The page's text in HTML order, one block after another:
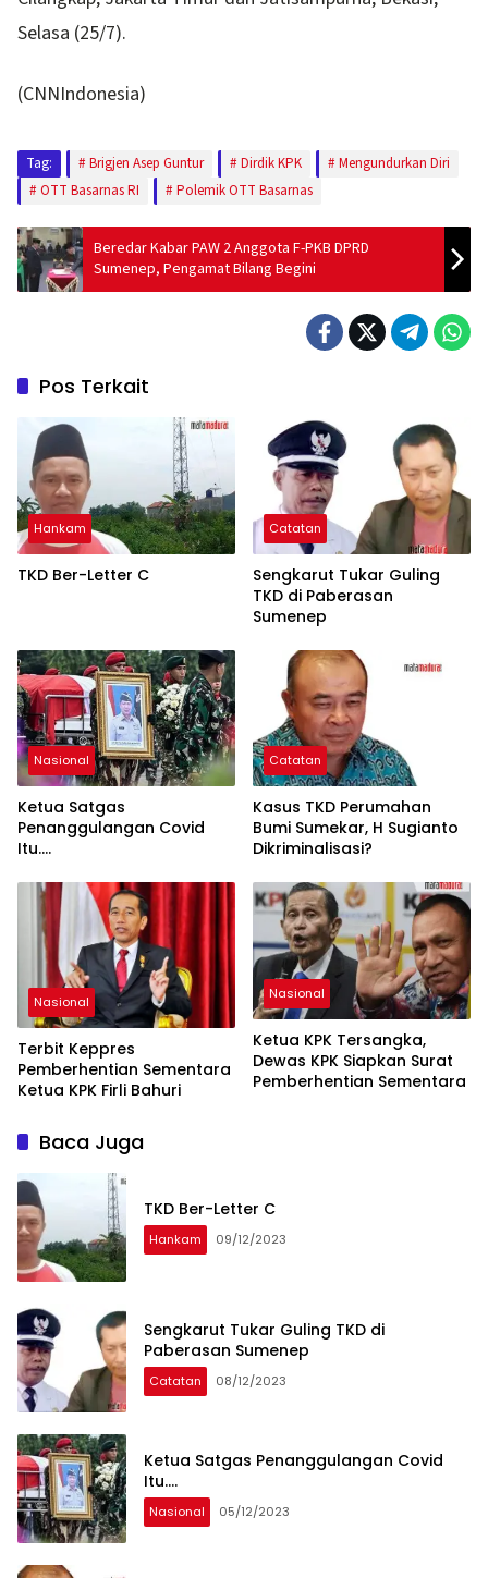
Selasa (25/7).
(CNNIndonesia)
Tag: Brigjen Asep Guntur Dirdik KPK
Mengundurkan Diri
OTT Basarnas RI
Polemik OTT Basarnas
Beredar Kabar PAW 2 Anggota F-PKB DPRD
Sumenep, Pengamat Bilang Begini
Pos Terkait
Hankam
TKD Ber-Letter C
Catatan
Sengkarut Tukar Guling
TKD di Paberasan
Sumenep
Nasional
Ketua Satgas
Penanggulangan Covid
Itu….
Catatan
Kasus TKD Perumahan
Bumi Sumekar, H Sugianto
Dikriminalisasi?
Nasional
Terbit Keppres
Pemberhentian Sementara
Ketua KPK Firli Bahuri
Nasional
Ketua KPK Tersangka,
Dewas KPK Siapkan Surat
Pemberhentian Sementara
Baca Juga
TKD Ber-Letter C
Hankam 09/12/2023
Sengkarut Tukar Guling TKD di
Paberasan Sumenep
Catatan 08/12/2023
Ketua Satgas Penanggulangan Covid
Itu….
Nasional 05/12/2023